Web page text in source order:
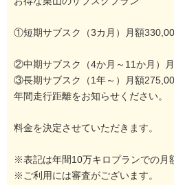
①短期サブスク（3カ月）月額
②中期サブスク（4か月～11か月）月
③長期サブスク（1年～）月額
年間走行距離をお知らせください。
料金を決定させていただきます。
※表記は年間10万キロプランでの月
※ご利用には審査がございます。